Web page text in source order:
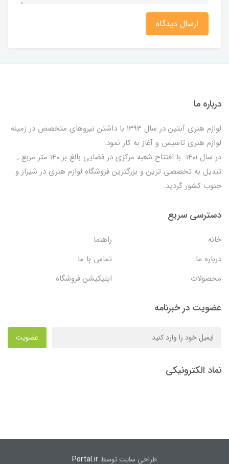
ارسال دیدگاه
درباره ما
لوازم هنری آبتین در سال 1393 با داشتن نیروهای متخصص در زمینه
لوازم هنری تاسیس و آغاز به کار نمود.
در سال 1401 با افتتاح شعبه مرکزی در فضایی بالغ بر 140 متر مربع ,
تبدیل به تخصصی ترین و بزرگترین فروشگاه لوازم هنری در شیراز و
جنوب کشور گردید.
دسترسی سریع
خانه
راهنما
درباره ما
تماس با ما
محصولات
اپلیکیشن فروشگاه
عضویت در خبرنامه
عضویت
نماد الکترونیکی
طراحی سایت توسط Portal.ir